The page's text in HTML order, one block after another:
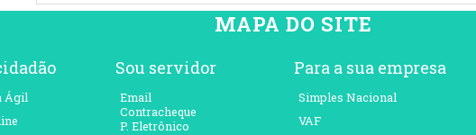
MAPA DO SITE
Ágil
Sou servidor
Email
Contracheque
P. Eletrônico
Para a sua empresa
Simples Nacional
VAF